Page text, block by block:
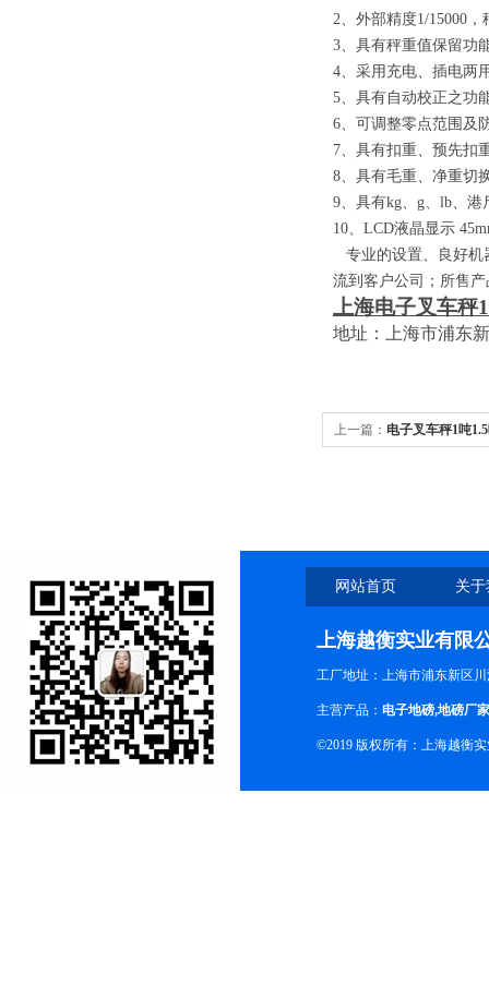
2、外部精度1/15000
3、具有秤重值保留功
4、采用充电、插电两
5、具有自动校正之功
6、可调整零点范围及
7、具有扣重、预先扣
8、具有毛重、净重切
9、具有kg、 g、 lb、港
10、 LCD液晶显示
专业的设置、良好机
流到客户公司；所售
上海电子叉车秤1
地址：上海市浦东
上一篇： 电子叉车秤1吨
网站首页 关
上海越衡实业有限
工厂地址：上海市浦东新区川
主营产品： 电子地磅,地磅厂家
©2019 版权所有：上海越衡